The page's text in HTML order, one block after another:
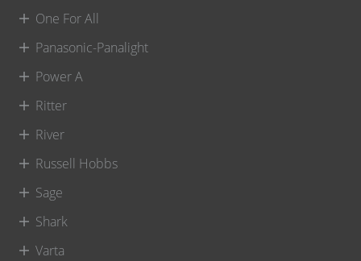
One For All
Panasonic-Panalight
Power A
Ritter
River
Russell Hobbs
Sage
Shark
Varta